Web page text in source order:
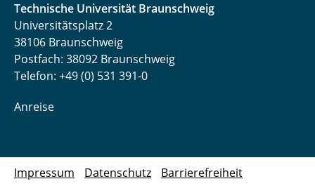
Technische Universität Braunschweig
Universitätsplatz 2
38106 Braunschweig
Postfach: 38092 Braunschweig
Telefon: +49 (0) 531 391-0
Anreise
Impressum Datenschutz Barrierefreiheit